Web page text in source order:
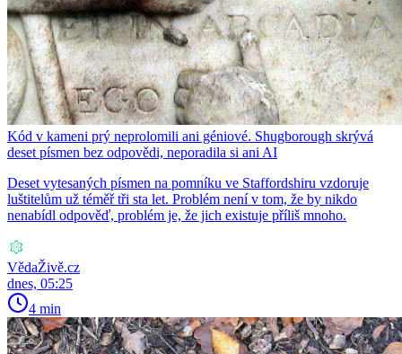
Kód v kameni prý neprolomili ani géniové. Shugborough skrývá
deset písmen bez odpovědi, neporadila si ani AI
Deset vytesaných písmen na pomníku ve Staffordshiru vzdoruje
luštitelům už téměř tři sta let. Problém není v tom, že by nikdo
nenabídl odpověď, problém je, že jich existuje příliš mnoho.
VědaŽivě.cz
dnes, 05:25
4 min